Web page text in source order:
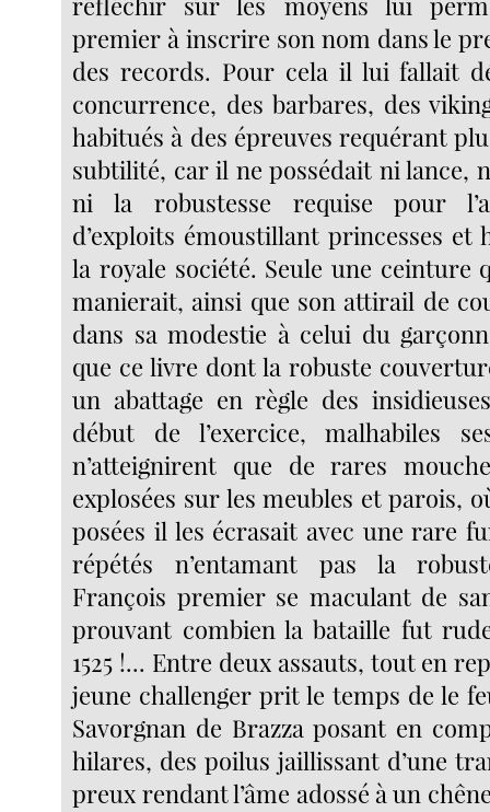
premier à inscrire son nom dans le
des records. Pour cela il lui fallait
concurrence, des barbares, des
habitués à des épreuves requérant
subtilité, car il ne possédait ni lance,
ni la robustesse requise pour
d’exploits émoustillant princesses et
la royale société. Seule une ceinture
manierait, ainsi que son attirail de
dans sa modestie à celui du
que ce livre dont la robuste
un abattage en règle des
début de l’exercice, malhabiles
n’atteignirent que de rares
explosées sur les meubles et parois,
posées il les écrasait avec une rare
répétés n’entamant pas la
François premier se maculant de
prouvant combien la bataille fut
1525 !... Entre deux assauts, tout en
jeune challenger prit le temps de le
Savorgnan de Brazza posant en
hilares, des poilus jaillissant d’une
preux rendant l’âme adossé à un